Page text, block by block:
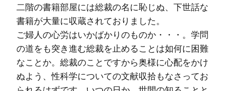
二階の書籍部屋には総裁の名に恥じぬ、下世話な
書籍が大量に収蔵されておりました。
ご婦人の心労はいかばかりのものか・・・。学問
の道をも突き進む総裁を止めることは如何に困難
なことか。総裁のことですから奥様に心配をかけ
ぬよう、性科学についての文献収拾もなさってお